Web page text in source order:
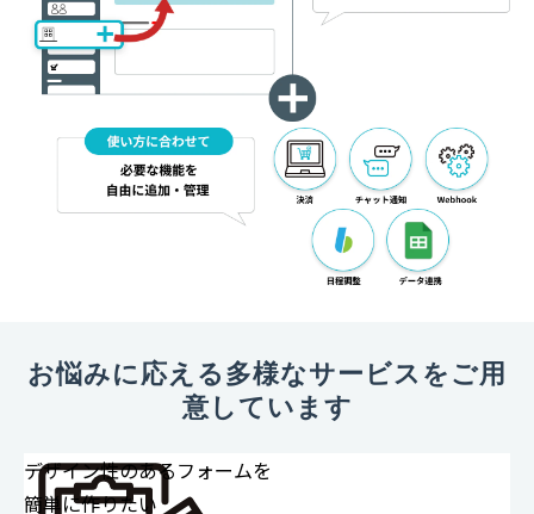
お悩みに応える多様なサービスをご用
意しています
デザイン性のあるフォームを
簡単に作りたい